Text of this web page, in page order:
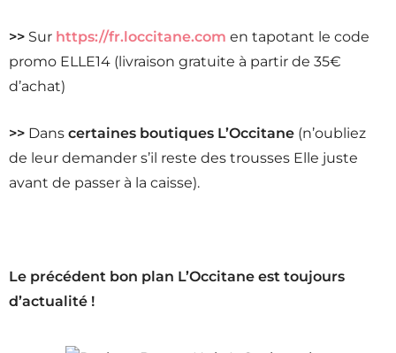
>> Sur https://fr.loccitane.com en tapotant le code
promo ELLE14 (livraison gratuite à partir de 35€
d’achat)
>> Dans certaines boutiques L’Occitane (n’oubliez
de leur demander s’il reste des trousses Elle juste
avant de passer à la caisse).
Le précédent bon plan L’Occitane est toujours
d’actualité !